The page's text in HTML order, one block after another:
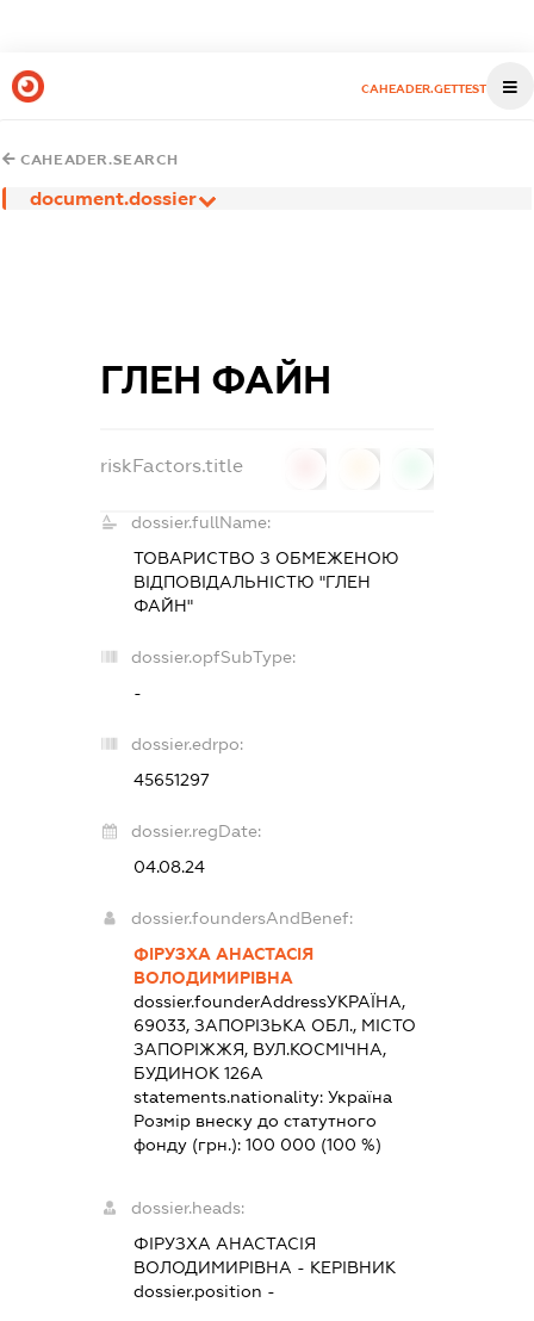
CAHEADER.GETTEST
CAHEADER.SEARCH
document.dossier
ГЛЕН ФАЙН
riskFactors.title
dossier.fullName:
ТОВАРИСТВО З ОБМЕЖЕНОЮ
ВІДПОВІДАЛЬНІСТЮ "ГЛЕН
ФАЙН"
dossier.opfSubType:
-
dossier.edrpo:
45651297
dossier.regDate:
04.08.24
dossier.foundersAndBenef:
ФІРУЗХА АНАСТАСІЯ
ВОЛОДИМИРІВНА
dossier.founderAddressУКРАЇНА,
69033, ЗАПОРІЗЬКА ОБЛ., МІСТО
ЗАПОРІЖЖЯ, ВУЛ.КОСМІЧНА,
БУДИНОК 126А
statements.nationality: Україна
Розмір внеску до статутного
фонду (грн.): 100 000 (100 %)
dossier.heads:
ФІРУЗХА АНАСТАСІЯ
ВОЛОДИМИРІВНА - КЕРІВНИК
dossier.position -